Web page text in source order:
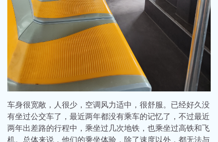
车身很宽敞，人很少，空调风力适中，很舒服。已经好久没
有坐过公交车了，最近两年都没有乘车的记忆了，不过最近
两年出差路的行程中，乘坐过几次地铁，也乘坐过高铁和飞
机。总体来说，他们的乘坐体验，除了速度以外，都无法与